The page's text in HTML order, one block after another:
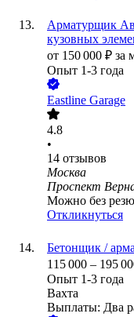
Арматурщик
кузовных
от 150 000 ₽ за
Опыт 1-3 года
Eastline Garage
4.8
•
14 отзывов
Москва
Проспект
Можно без
Откликнуться
Бетонщик /
115 000 – 195
Опыт 1-3 года
Вахта
Выплаты: Два